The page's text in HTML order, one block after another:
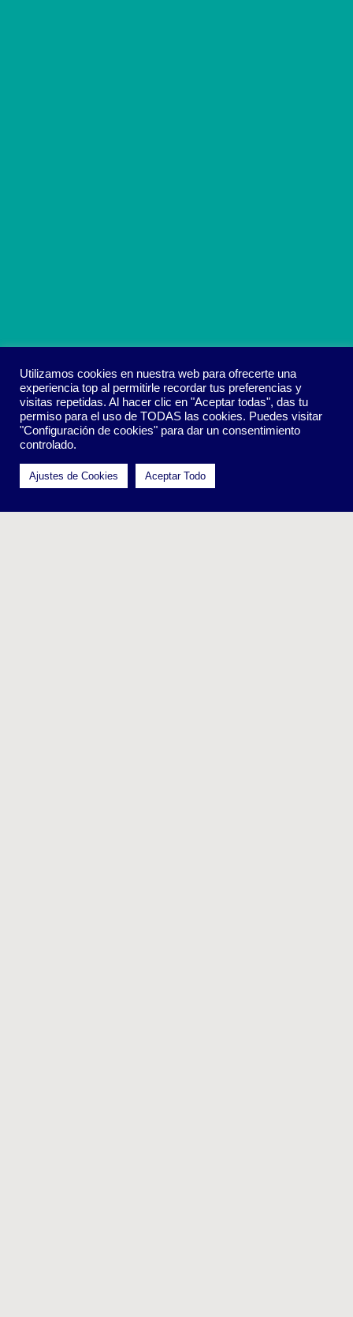
Política de Reservas y Cancelación| Nota Legal|Política
Utilizamos cookies en nuestra web para ofrecerte una
experiencia top al permitirle recordar tus preferencias y
visitas repetidas. Al hacer clic en "Aceptar todas", das tu
permiso para el uso de TODAS las cookies. Puedes visitar
"Configuración de cookies" para dar un consentimiento
controlado.
Ajustes de Cookies Aceptar Todo